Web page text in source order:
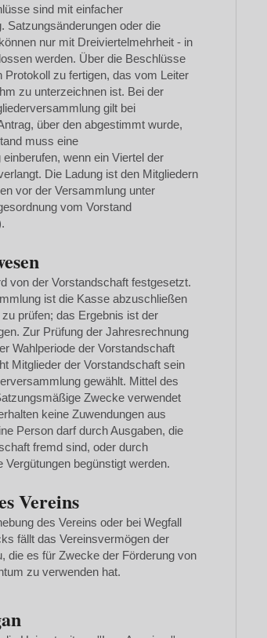
sind mit einfacher
Satzungsänderungen oder die
nur mit Dreiviertelmehrheit - in
werden. Über die Beschlüsse
Protokoll zu fertigen, das vom Leiter
zu unterzeichnen ist. Bei der
gilt bei
über den abgestimmt wurde,
muss eine
wenn ein Viertel der
Die Ladung ist den Mitgliedern
vor der Versammlung unter
vom Vorstand
von der Vorstandschaft festgesetzt.
ist die Kasse abzuschließen
prüfen; das Ergebnis ist der
Zur Prüfung der Jahresrechnung
Wahlperiode der Vorstandschaft
Mitglieder der Vorstandschaft sein
gewählt. Mittel des
Zwecke verwendet
keine Zuwendungen aus
Person darf durch Ausgaben, die
fremd sind, oder durch
Vergütungen begünstigt werden.
Vereins
des Vereins oder bei Wegfall
fällt das Vereinsvermögen der
die es für Zwecke der Förderung von
zu verwenden hat.